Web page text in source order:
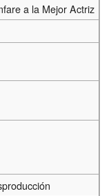
a la Mejor Actriz